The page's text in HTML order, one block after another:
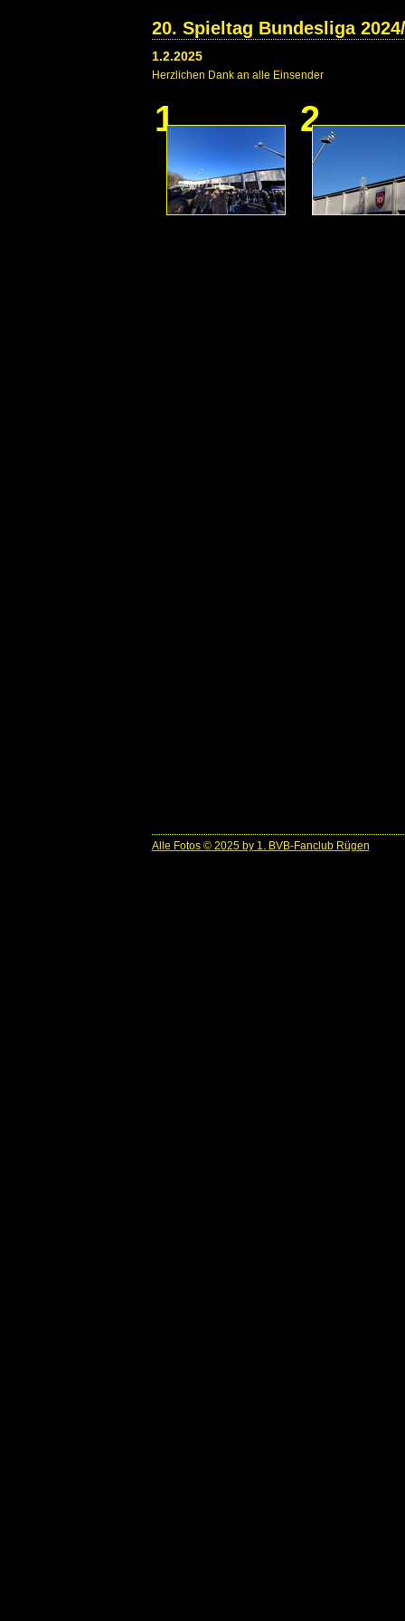
20. Spieltag Bundesliga
1.2.2025
Herzlichen Dank an alle Einsender
1 2
Alle Fotos © 2025 by 1. BVB-Fanclub Rügen